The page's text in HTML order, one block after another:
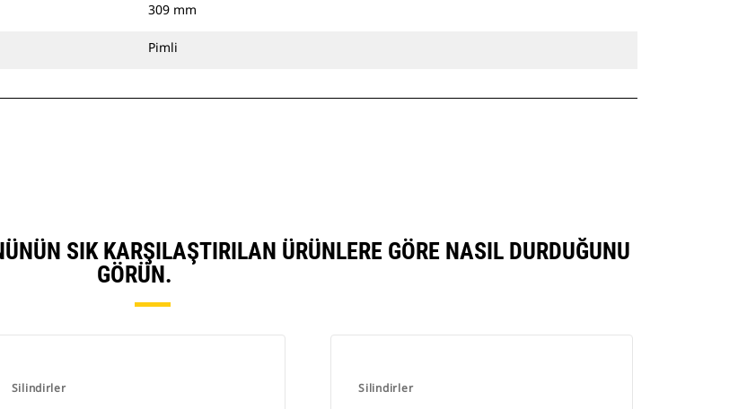
309 mm
Pimli
SIK KARŞILAŞTIRILAN ÜRÜNLERE GÖRE NASIL DURDUĞUNU
GÖRÜN.
Silindirler Silindirler